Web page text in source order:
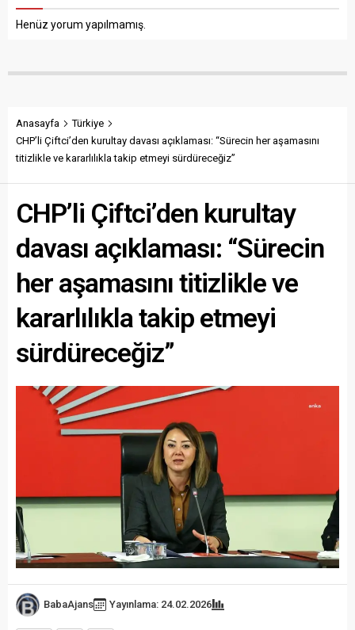
Henüz yorum yapılmamış.
Anasayfa
Türkiye
CHP’li Çiftci’den kurultay davası açıklaması: “Sürecin her aşamasını
titizlikle ve kararlılıkla takip etmeyi sürdüreceğiz”
CHP’li Çiftci’den kurultay
davası açıklaması: “Sürecin
her aşamasını titizlikle ve
kararlılıkla takip etmeyi
sürdüreceğiz”
BabaAjans Yayınlama: 24.02.2026